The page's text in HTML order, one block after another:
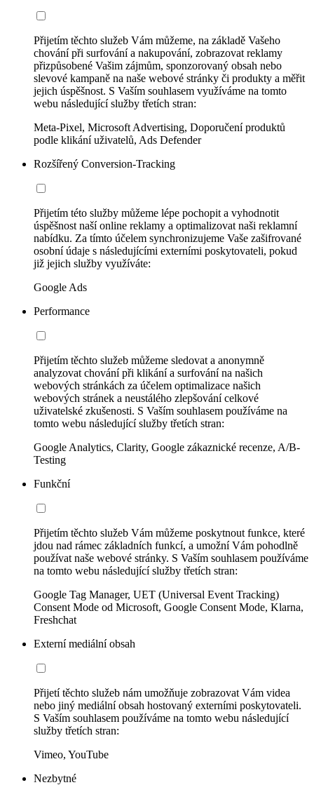
Přijetím těchto služeb Vám můžeme, na základě Vašeho
chování při surfování a nakupování, zobrazovat reklamy
přizpůsobené Vašim zájmům, sponzorovaný obsah nebo
slevové kampaně na naše webové stránky či produkty a měřit
jejich úspěšnost. S Vaším souhlasem využíváme na tomto
webu následující služby třetích stran:
Meta-Pixel, Microsoft Advertising, Doporučení produktů
podle klikání uživatelů, Ads Defender
Rozšířený Conversion-Tracking
Přijetím této služby můžeme lépe pochopit a vyhodnotit
úspěšnost naší online reklamy a optimalizovat naši reklamní
nabídku. Za tímto účelem synchronizujeme Vaše zašifrované
osobní údaje s následujícími externími poskytovateli, pokud
již jejich služby využíváte:
Google Ads
Performance
Přijetím těchto služeb můžeme sledovat a anonymně
analyzovat chování při klikání a surfování na našich
webových stránkách za účelem optimalizace našich
webových stránek a neustálého zlepšování celkové
uživatelské zkušenosti. S Vaším souhlasem používáme na
tomto webu následující služby třetích stran:
Google Analytics, Clarity, Google zákaznické recenze, A/B-
Testing
Funkční
Přijetím těchto služeb Vám můžeme poskytnout funkce, které
jdou nad rámec základních funkcí, a umožní Vám pohodlně
používat naše webové stránky. S Vaším souhlasem používáme
na tomto webu následující služby třetích stran:
Google Tag Manager, UET (Universal Event Tracking)
Consent Mode od Microsoft, Google Consent Mode, Klarna,
Freshchat
Externí mediální obsah
Přijetí těchto služeb nám umožňuje zobrazovat Vám videa
nebo jiný mediální obsah hostovaný externími poskytovateli.
S Vaším souhlasem používáme na tomto webu následující
služby třetích stran:
Vimeo, YouTube
Nezbytné